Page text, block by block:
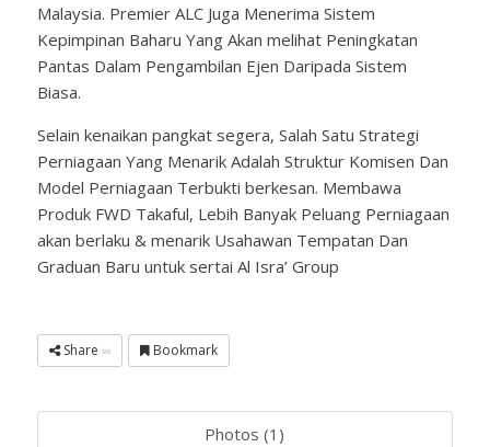
Malaysia. Premier ALC Juga Menerima Sistem
Kepimpinan Baharu Yang Akan melihat Peningkatan
Pantas Dalam Pengambilan Ejen Daripada Sistem
Biasa.
Selain kenaikan pangkat segera, Salah Satu Strategi
Perniagaan Yang Menarik Adalah Struktur Komisen Dan
Model Perniagaan Terbukti berkesan. Membawa
Produk FWD Takaful, Lebih Banyak Peluang Perniagaan
akan berlaku & menarik Usahawan Tempatan Dan
Graduan Baru untuk sertai Al Isra’ Group
Share Bookmark
Photos (1)